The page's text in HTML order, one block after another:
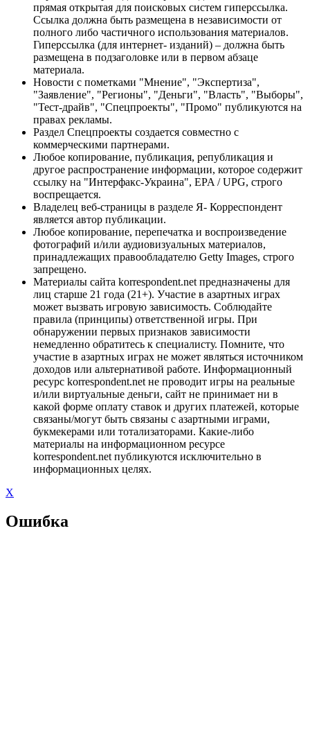
прямая открытая для поисковых систем гиперссылка.
Ссылка должна быть размещена в независимости от
полного либо частичного использования материалов.
Гиперссылка (для интернет- изданий) – должна быть
размещена в подзаголовке или в первом абзаце
материала.
Новости с пометками "Мнение", "Экспертиза",
"Заявление", "Регионы", "Деньги", "Власть", "Выборы",
"Тест-драйв", "Спецпроекты", "Промо" публикуются на
правах рекламы.
Раздел Спецпроекты создается совместно с
коммерческими партнерами.
Любое копирование, публикация, републикация и
другое распространение информации, которое содержит
ссылку на "Интерфакс-Украина", EPA / UPG, строго
воспрещается.
Владелец веб-страницы в разделе Я- Корреспондент
является автор публикации.
Любое копирование, перепечатка и воспроизведение
фотографий и/или аудиовизуальных материалов,
принадлежащих правообладателю Getty Images, строго
запрещено.
Материалы сайта korrespondent.net предназначены для
лиц старше 21 года (21+). Участие в азартных играх
может вызвать игровую зависимость. Соблюдайте
правила (принципы) ответственной игры. При
обнаружении первых признаков зависимости
немедленно обратитесь к специалисту. Помните, что
участие в азартных играх не может являться источником
доходов или альтернативой работе. Информационный
ресурс korrespondent.net не проводит игры на реальные
и/или виртуальные деньги, сайт не принимает ни в
какой форме оплату ставок и других платежей, которые
связаны/могут быть связаны с азартными играми,
букмекерами или тотализаторами. Какие-либо
материалы на информационном ресурсе
korrespondent.net публикуются исключительно в
информационных целях.
X
Ошибка